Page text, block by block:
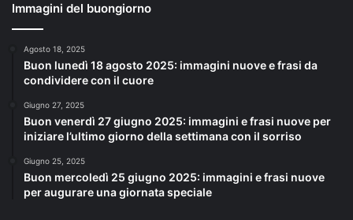
Immagini del buongiorno
Agosto 18, 2025
Buon lunedì 18 agosto 2025: immagini nuove e frasi da
condividere con il cuore
Giugno 27, 2025
Buon venerdì 27 giugno 2025: immagini e frasi nuove per
iniziare l’ultimo giorno della settimana con il sorriso
Giugno 25, 2025
Buon mercoledì 25 giugno 2025: immagini e frasi nuove
per augurare una giornata speciale